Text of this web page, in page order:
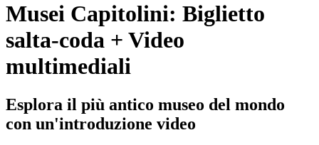
Musei Capitolini: Biglietto
salta-coda + Video
multimediali
Esplora il più antico museo del mondo
con un'introduzione video